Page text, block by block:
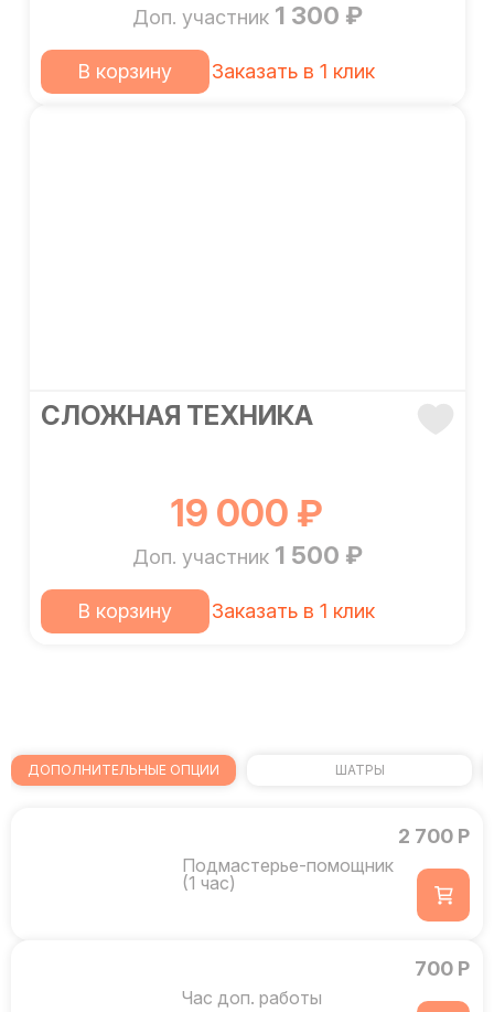
Доп. участник 1 300 ₽
В корзину Заказать в 1 клик
СЛОЖНАЯ ТЕХНИКА
19 000 ₽
Доп. участник 1 500 ₽
В корзину Заказать в 1 клик
ДОПОЛНИТЕЛЬНЫЕ ОПЦИИ ШАТРЫ
Подмастерье-помощник
(1 час)
2 700 Р
Час доп. работы
700 Р